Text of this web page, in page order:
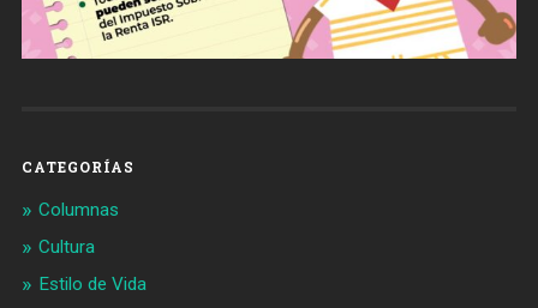
CATEGORÍAS
Columnas
Cultura
Estilo de Vida